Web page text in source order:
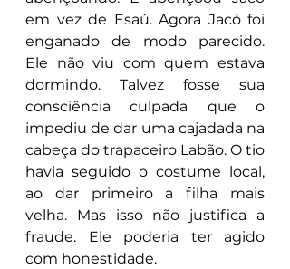
em vez de Esaú. Agora Jacó foi
enganado de modo parecido.
Ele não viu com quem estava
dormindo. Talvez fosse sua
consciência culpada que o
impediu de dar uma cajadada na
cabeça do trapaceiro Labão. O tio
havia seguido o costume local,
ao dar primeiro a filha mais
velha. Mas isso não justifica a
fraude. Ele poderia ter agido
com honestidade.